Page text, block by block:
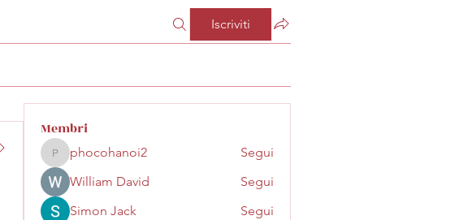
Iscriviti
Membri
phocohanoi2
phocohanoi2
Segui
William David
Segui
Simon Jack
Segui